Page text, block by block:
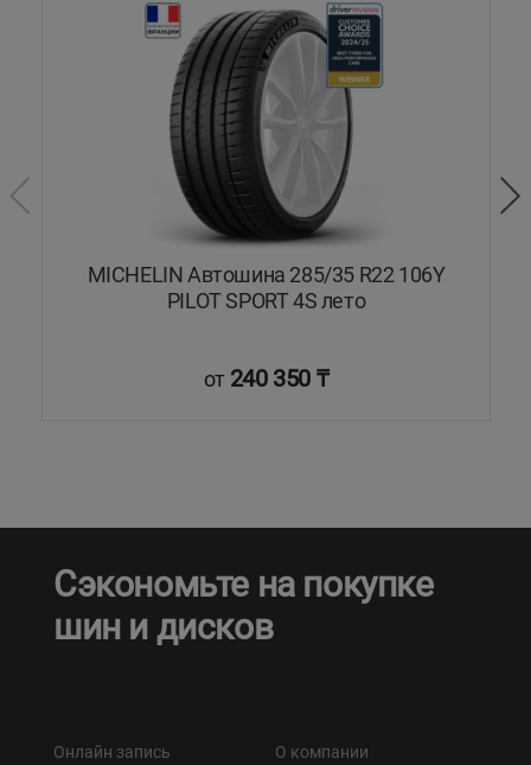
MICHELIN Автошина 285/35 R22 106Y
PILOT SPORT 4S лето
от 240 350 ₸
Сэкономьте на покупке
шин и дисков
Онлайн запись
О компании